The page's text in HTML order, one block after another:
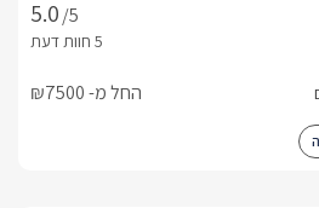
/5
החל מ- ₪7500